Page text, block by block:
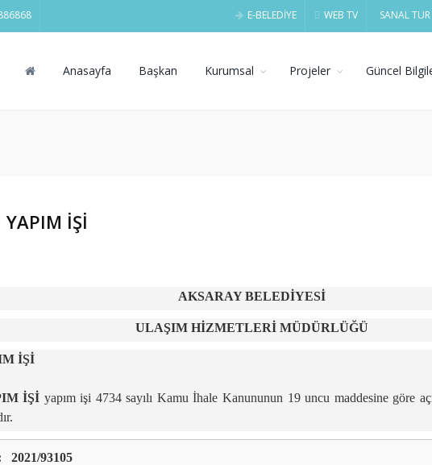
E-BELEDİYE WEB TV SANAL TUR
Anasayfa Başkan Kurumsal Projeler Güncel
YAPIM İŞİ
AKSARAY BELEDİYESİ
ULAŞIM HİZMETLERİ MÜDÜRLÜĞÜ
İŞİ
İŞİ yapım işi 4734 sayılı Kamu İhale Kanununun 19 uncu maddesine göre
2021/93105